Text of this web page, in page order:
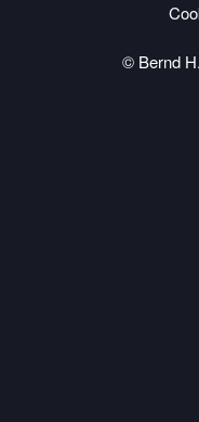
© Bernd